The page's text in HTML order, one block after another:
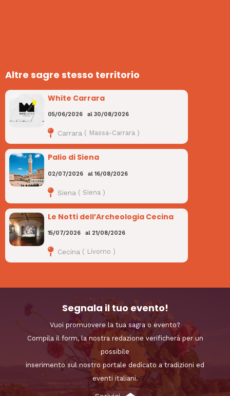
Altre sagre stesso territorio
White Carrara
05/06/2026 al30/08/2026
Carrara ( Massa-Carrara )
Palio di Siena
02/07/2026 al16/08/2026
Siena ( Siena )
Le Notti dell’Archeologia Cecina
15/07/2026 al 21/08/2026
Cecina ( Livorno )
Segnala il tuo evento!
Vuoi promuovere la tua sagra o evento?
Compila il form, la nostra redazione verificherà per un
possibile
inserimento sul nostro portale dedicato a tradizioni ed
eventi italiani.